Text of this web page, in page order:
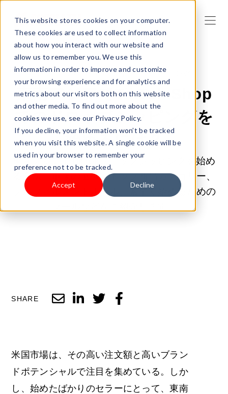
This website stores cookies on your computer.
These cookies are used to collect information
about how you interact with our website and
allow us to remember you. We use this
information in order to improve and customize
your browsing experience and for analytics and
metrics about our visitors both on this website
and other media. To find out more about the
cookies we use, see our Privacy Policy.
If you decline, your information won’t be tracked
when you visit this website. A single cookie will be
used in your browser to remember your
preference not to be tracked.
Accept Decline
2026/05/07 9:00:00 |ドロップシッピング
東南アジアでTikTok Shop
でのドロップシッピングを
始めるには？
東南アジアでTikTokドロップシッピングを始め
る方法、市場の選択、トップ商品カテゴリー、
フルフィルメントルール、素早く始めるための
SHARE
米国市場は、その高い注文額と高いブラン
ドポテンシャルで注目を集めている。しか
し、始めたばかりのセラーにとって、東南